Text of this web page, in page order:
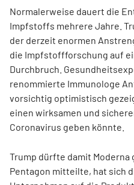
Normalerweise dauert die
Impfstoffs mehrere Jahre.
der derzeit enormen
die Impfstoffforschung auf
Durchbruch.
renommierte Immunologe
vorsichtig optimistisch
einen wirksamen und
Coronavirus geben könnte.
Trump dürfte damit Moderna
Pentagon mitteilte, hat sich